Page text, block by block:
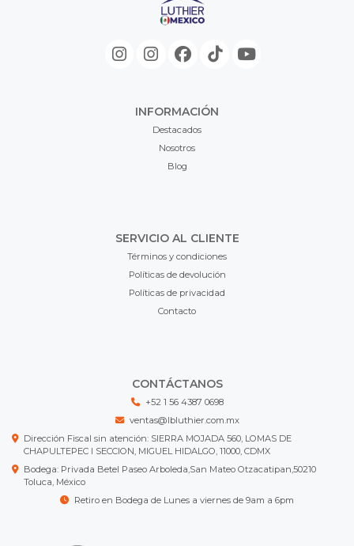
INFORMACIÓN
Destacados
Nosotros
Blog
SERVICIO AL CLIENTE
Términos y condiciones
Políticas de devolución
Políticas de privacidad
Contacto
CONTÁCTANOS
+52 1 56 4387 0698
ventas@lbluthier.com.mx
Dirección Fiscal sin atención: SIERRA MOJADA 560, LOMAS DE
CHAPULTEPEC I SECCION, MIGUEL HIDALGO, 11000, CDMX
Bodega: Privada Betel Paseo Arboleda,San Mateo Otzacatipan,50210
Toluca, México
Retiro en Bodega de Lunes a viernes de 9am a 6pm